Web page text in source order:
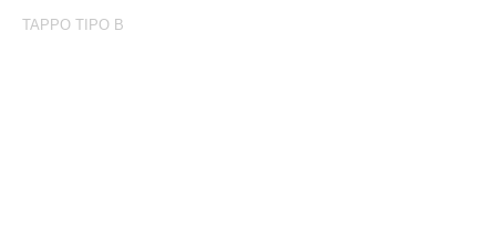
TAPPO TIPO B